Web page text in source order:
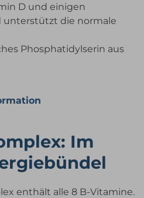
D und einigen
die normale
Phosphatidylserin aus
Im
enthält alle 8 B-Vitamine.